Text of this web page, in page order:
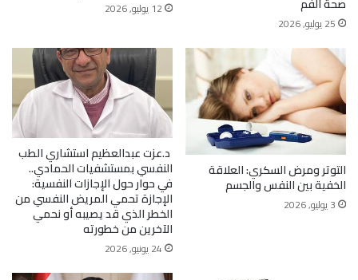
25 يوليو, 2026
12 يوليو, 2026
التوتر ومرض السكري: العلاقة
الخفية بين النفس والجسم
3 يوليو, 2026
د.عزت عبدالعظيم استشاري الطب
النفسي بمستشفيات الحمادي..
في حوار حول الإجازات النفسية:
الإجازة تحمي المريض النفسي من
الخطر الذي قد يصيبه أو نحمي
الآخرين من خطورته
24 يونيو, 2026